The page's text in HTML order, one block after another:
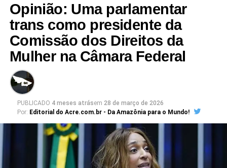
Opinião: Uma parlamentar
trans como presidente da
Comissão dos Direitos da
Mulher na Câmara Federal
PUBLICADO 4 meses atrásem 28 de março de 2026
Por: Editorial do Acre.com.br - Da Amazônia para o Mundo!